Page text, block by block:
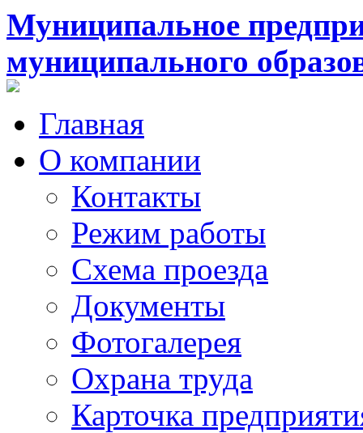
Муниципальное
муниципального
Главная
О компании
Контакты
Режим работы
Схема проезда
Документы
Фотогалерея
Охрана труда
Карточка